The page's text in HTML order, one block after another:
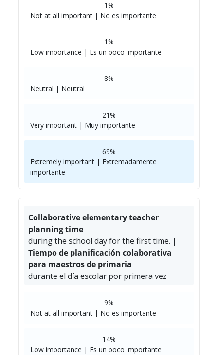
1%
Not at all important | No es importante
1%
Low importance | Es un poco importante
8%
Neutral | Neutral
21%
Very important | Muy importante
69%
Extremely important | Extremadamente
importante
Collaborative elementary teacher
planning time
during the school day for the first time. |
Tiempo de planificación colaborativa
para maestros de primaria
durante el día escolar por primera vez
9%
Not at all important | No es importante
14%
Low importance | Es un poco importante